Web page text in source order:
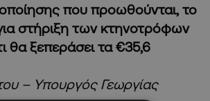
που προωθούνται, το
στήριξη των κτηνοτρόφων
θα ξεπεράσει τα €35,6
– Υπουργός Γεωργίας